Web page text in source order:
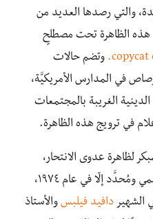
والتي رصدها العديد من
هذه الظاهرة تحت مصطلحٍ
copycat وتضم حالات
في المدارس الأمريكيَّة،
الغريبة بالمجتمعات
في ترويج هذه الظاهرة.
لظاهرة عدوى الانتحار،
فإنَّها لم تخضع للدراسة بشكلٍ رسمي ومُحدَّد إلّا في عام ١٩٧٤،
الشهير دافيد فيلبس والأستاذ